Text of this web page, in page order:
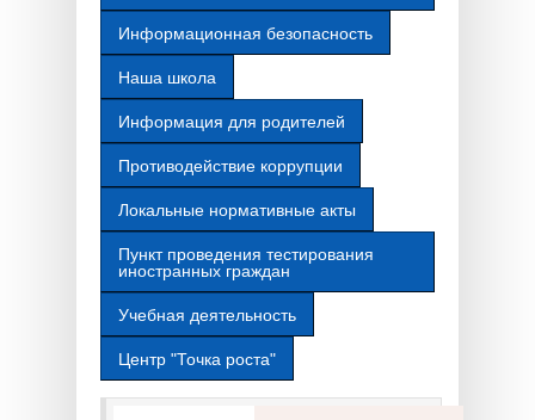
Информационная безопасность
Наша школа
Информация для родителей
Противодействие коррупции
Локальные нормативные акты
Пункт проведения тестирования
иностранных граждан
Учебная деятельность
Центр "Точка роста"